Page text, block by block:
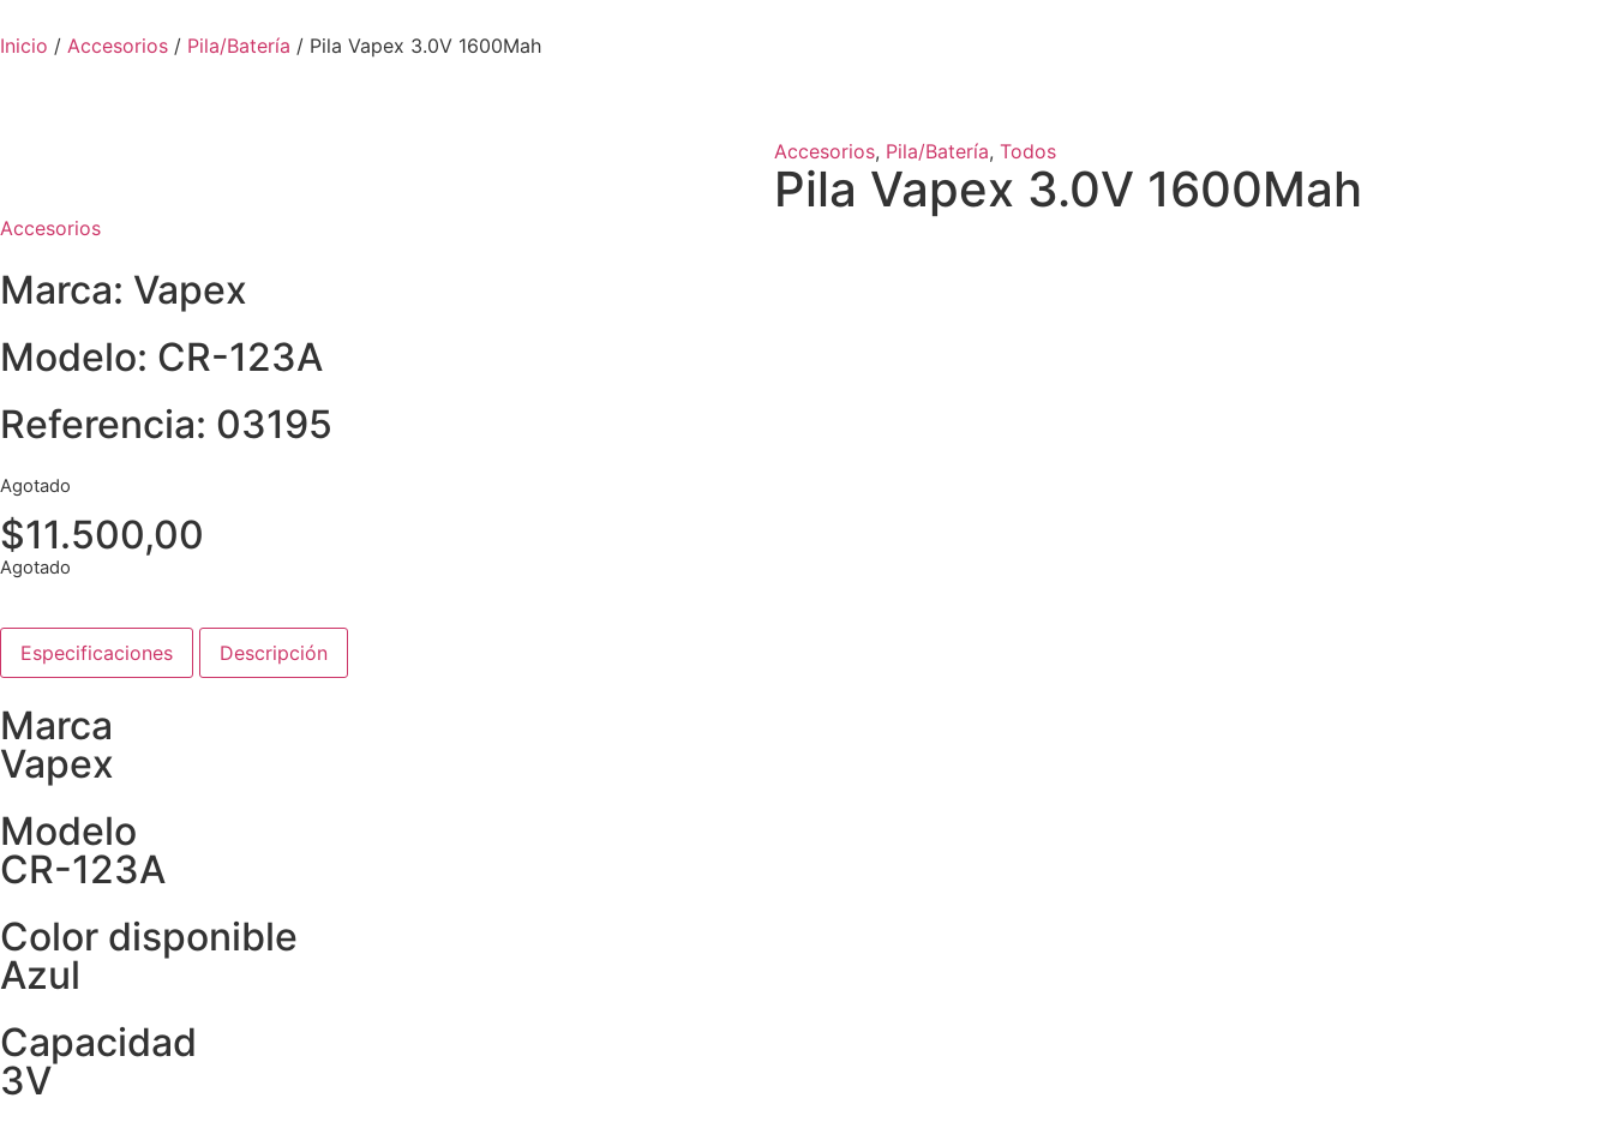
Inicio / Accesorios / Pila/Batería / Pila Vapex 3.0V 1600Mah
Accesorios, Pila/Batería, Todos
Pila Vapex 3.0V 1600Mah
Accesorios
Marca: Vapex
Modelo: CR-123A
Referencia: 03195
Agotado
$11.500,00
Agotado
Especificaciones Descripción
Marca
Vapex
Modelo
CR-123A
Color disponible
Azul
Capacidad
3V